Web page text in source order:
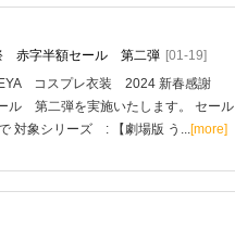
赤字半額セール 第二弾 [01-19]
コスプレ衣装 2024 新春感謝
ル 第二弾を実施いたします。 セール
対象シリーズ : 【劇場版 う...[more]